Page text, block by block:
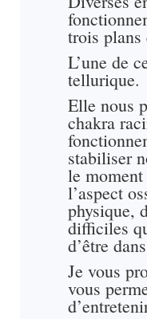
trois plans
L’une de
tellurique.
Elle nous
chakra
stabiliser
le
l’aspect
physique,
difficiles
d’être
Je vous
vous